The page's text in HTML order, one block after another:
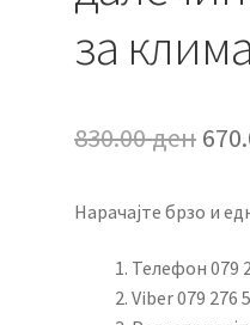
за
830.00ден
Нарачајте брзо и
Телефон 079
Viber 079 276